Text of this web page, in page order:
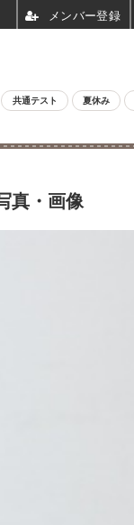
共通テスト 夏休み
真・画像